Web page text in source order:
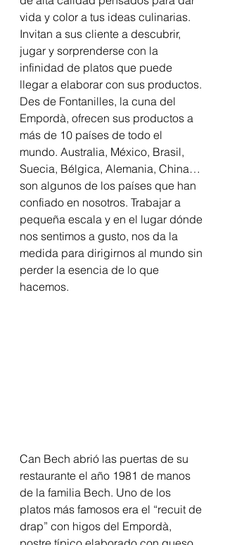
vida y color a tus ideas culinarias.
Invitan a sus cliente a descubrir,
jugar y sorprenderse con la
infinidad de platos que puede
llegar a elaborar con sus productos.
Des de Fontanilles, la cuna del
Empordà, ofrecen sus productos a
más de 10 países de todo el
mundo. Australia, México, Brasil,
Suecia, Bélgica, Alemania, China…
son algunos de los países que han
confiado en nosotros. Trabajar a
pequeña escala y en el lugar dónde
nos sentimos a gusto, nos da la
medida para dirigirnos al mundo sin
perder la esencia de lo que
hacemos.
Can Bech abrió las puertas de su
restaurante el año 1981 de manos
de la familia Bech. Uno de los
platos más famosos era el “recuit de
drap” con higos del Empordà,